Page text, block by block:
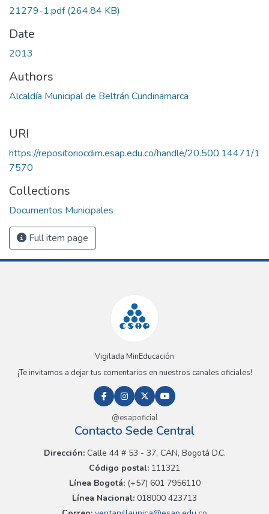
21279-1.pdf(264.84 KB)
Date
2013
Authors
Alcaldía Municipal de Beltrán Cundinamarca
URI
https://repositoriocdim.esap.edu.co/handle/20.500.14471/1
7570
Collections
Documentos Municipales
Full item page
Vigilada MinEducación
¡Te invitamos a dejar tus comentarios en nuestros canales oficiales!
@esapoficial
Contacto Sede Central
Dirección:Calle 44 # 53 - 37, CAN, Bogotá D.C.
Código postal: 111321
Línea Bogotá:(+57) 601 7956110
Línea Nacional: 018000 423713